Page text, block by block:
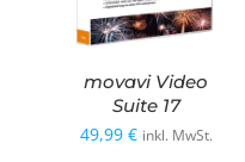
movavi Video
Suite 17
49,99 € inkl. MwSt.